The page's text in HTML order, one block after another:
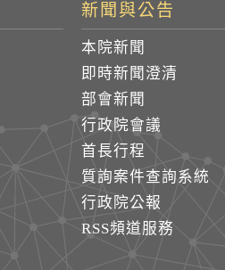
新聞與公告
本院新聞
即時新聞澄清
部會新聞
行政院會議
首長行程
質詢案件查詢系統
行政院公報
RSS頻道服務